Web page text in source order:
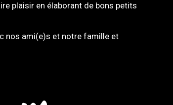
plaisir en élaborant de bons petits
nos ami(e)s et notre famille et